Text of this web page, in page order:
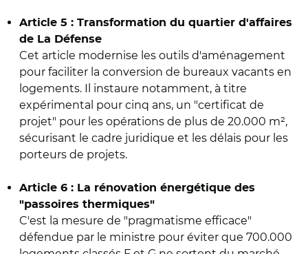
Article 5 : Transformation du quartier d'affaires
de La Défense
Cet article modernise les outils d'aménagement
pour faciliter la conversion de bureaux vacants en
logements. Il instaure notamment, à titre
expérimental pour cinq ans, un "certificat de
projet" pour les opérations de plus de 20.000 m²,
sécurisant le cadre juridique et les délais pour les
porteurs de projets.
Article 6 : La rénovation énergétique des
"passoires thermiques"
C'est la mesure de "pragmatisme efficace"
défendue par le ministre pour éviter que 700.000